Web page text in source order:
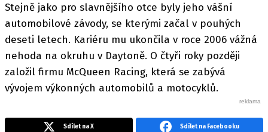
Stejně jako pro slavnějšího otce byly jeho vášní
automobilové závody, se kterými začal v pouhých
deseti letech. Kariéru mu ukončila v roce 2006 vážná
nehoda na okruhu v Daytoně. O čtyři roky později
založil firmu McQueen Racing, která se zabývá
vývojem výkonných automobilů a motocyklů.
Sdílet na X Sdílet na Facebooku